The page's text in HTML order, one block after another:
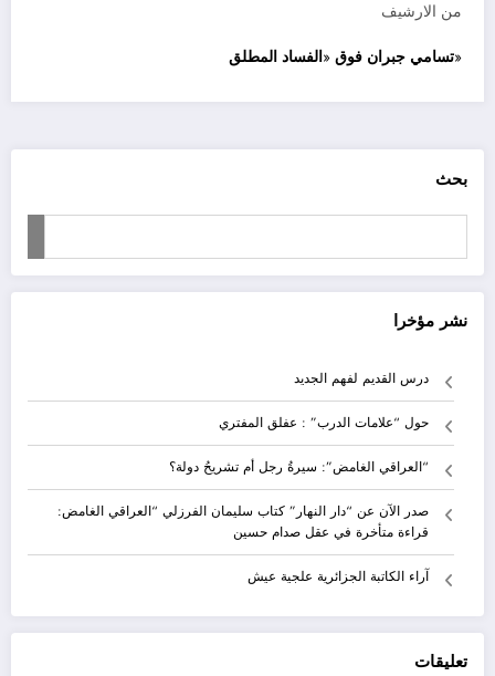
من الارشيف
«تسامي جبران فوق «الفساد المطلق
بحث
نشر مؤخرا
درس القديم لفهم الجديد
حول “علامات الدرب” : عفلق المفتري
“العراقي الغامض”: سيرةُ رجل أم تشريحُ دولة؟
صدر الآن عن “دار النهار” كتاب سليمان الفرزلي “العراقي الغامض:
قراءة متأخرة في عقل صدام حسين
آراء الكاتبة الجزائرية علجية عيش
تعليقات